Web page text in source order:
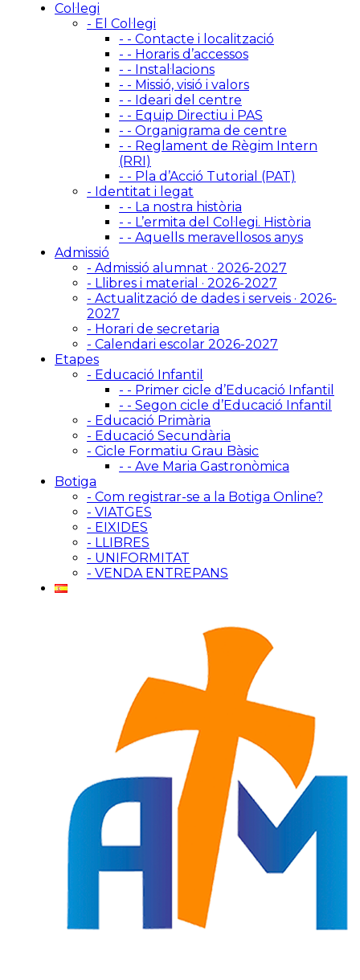
Col·legi
- El Col·legi
- - Contacte i localització
- - Horaris d’accessos
- - Instal·lacions
- - Missió, visió i valors
- - Ideari del centre
- - Equip Directiu i PAS
- - Organigrama de centre
- - Reglament de Règim Intern
(RRI)
- - Pla d’Acció Tutorial (PAT)
- Identitat i legat
- - La nostra història
- - L’ermita del Col·legi. Història
- - Aquells meravellosos anys
Admissió
- Admissió alumnat · 2026-2027
- Llibres i material · 2026-2027
- Actualització de dades i serveis · 2026-
2027
- Horari de secretaria
- Calendari escolar 2026-2027
Etapes
- Educació Infantil
- - Primer cicle d’Educació Infantil
- - Segon cicle d’Educació Infantil
- Educació Primària
- Educació Secundària
- Cicle Formatiu Grau Bàsic
- - Ave Maria Gastronòmica
Botiga
- Com registrar-se a la Botiga Online?
- VIATGES
- EIXIDES
- LLIBRES
- UNIFORMITAT
- VENDA ENTREPANS